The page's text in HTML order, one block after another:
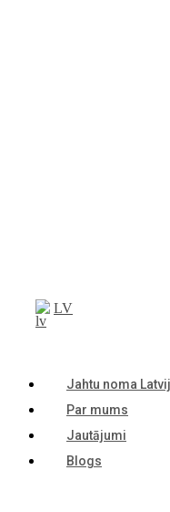
LV
Jahtu noma
Par mums
Jautājumi
Blogs